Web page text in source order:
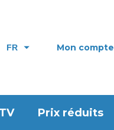
FR Mon compte
Prix réduits